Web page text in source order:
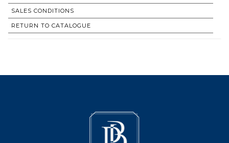
SALES CONDITIONS
RETURN TO CATALOGUE